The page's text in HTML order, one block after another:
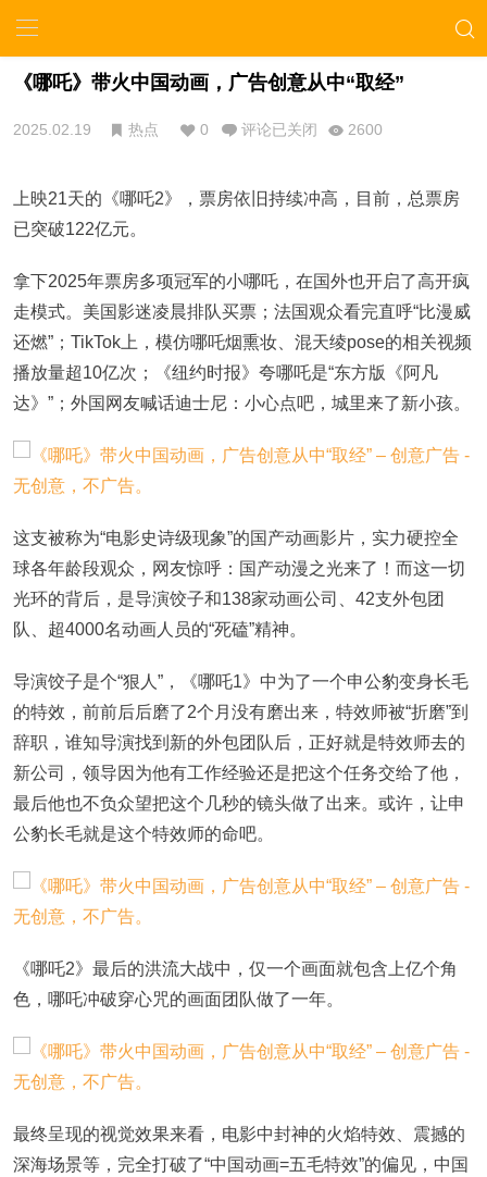
《哪吒》带火中国动画，广告创意从中“取经”
2025.02.19 热点 0 评论已关闭 2600
上映21天的《哪吒2》，票房依旧持续冲高，目前，总票房
已突破122亿元。
拿下2025年票房多项冠军的小哪吒，在国外也开启了高开疯
走模式。美国影迷凌晨排队买票；法国观众看完直呼“比漫威
还燃”；TikTok上，模仿哪吒烟熏妆、混天绫pose的相关视频
播放量超10亿次；《纽约时报》夸哪吒是“东方版《阿凡
达》”；外国网友喊话迪士尼：小心点吧，城里来了新小孩。
这支被称为“电影史诗级现象”的国产动画影片，实力硬控全
球各年龄段观众，网友惊呼：国产动漫之光来了！而这一切
光环的背后，是导演饺子和138家动画公司、42支外包团
队、超4000名动画人员的“死磕”精神。
导演饺子是个“狠人”，《哪吒1》中为了一个申公豹变身长毛
的特效，前前后后磨了2个月没有磨出来，特效师被“折磨”到
辞职，谁知导演找到新的外包团队后，正好就是特效师去的
新公司，领导因为他有工作经验还是把这个任务交给了他，
最后他也不负众望把这个几秒的镜头做了出来。或许，让申
公豹长毛就是这个特效师的命吧。
《哪吒2》最后的洪流大战中，仅一个画面就包含上亿个角
色，哪吒冲破穿心咒的画面团队做了一年。
最终呈现的视觉效果来看，电影中封神的火焰特效、震撼的
深海场景等，完全打破了“中国动画=五毛特效”的偏见，中国